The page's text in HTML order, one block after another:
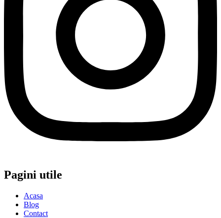
Pagini utile
Acasa
Blog
Contact